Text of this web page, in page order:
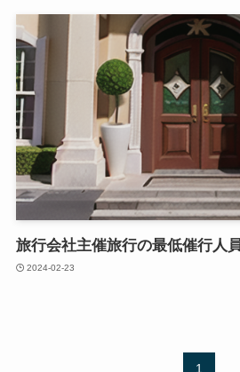
旅行会社主催旅行の最低催行人
2024-02-23
1